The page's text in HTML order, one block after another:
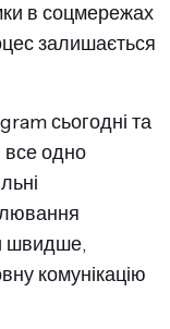
в соцмережах
залишається
сьогодні та
все одно
швидше,
комунікацію